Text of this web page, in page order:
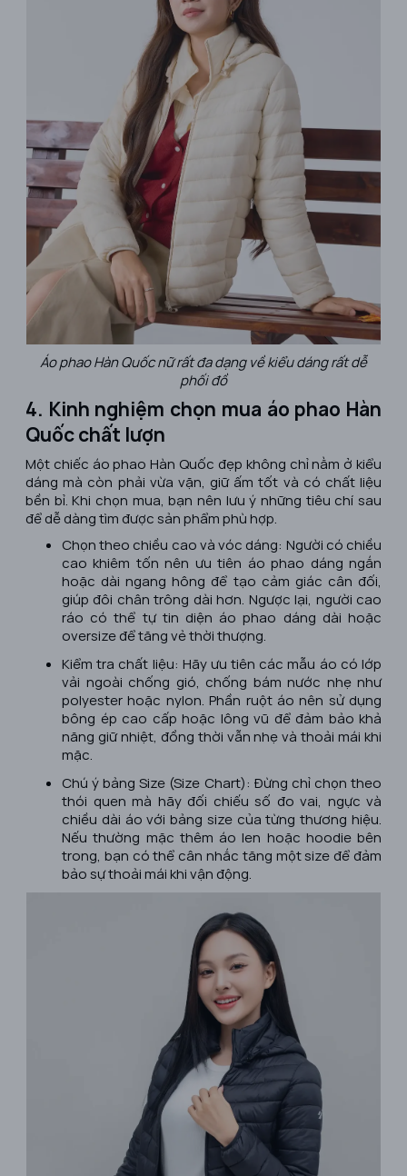
Áo phao Hàn Quốc nữ rất đa dạng về kiểu dáng rất dễ
phối đồ
4. Kinh nghiệm chọn mua áo phao Hàn
Quốc chất lượn
Một chiếc áo phao Hàn Quốc đẹp không chỉ nằm ở kiểu
dáng mà còn phải vừa vặn, giữ ấm tốt và có chất liệu
bền bỉ. Khi chọn mua, bạn nên lưu ý những tiêu chí sau
để dễ dàng tìm được sản phẩm phù hợp.
Chọn theo chiều cao và vóc dáng: Người có chiều
cao khiêm tốn nên ưu tiên áo phao dáng ngắn
hoặc dài ngang hông để tạo cảm giác cân đối,
giúp đôi chân trông dài hơn. Ngược lại, người cao
ráo có thể tự tin diện áo phao dáng dài hoặc
oversize để tăng vẻ thời thượng.
Kiểm tra chất liệu: Hãy ưu tiên các mẫu áo có lớp
vải ngoài chống gió, chống bám nước nhẹ như
polyester hoặc nylon. Phần ruột áo nên sử dụng
bông ép cao cấp hoặc lông vũ để đảm bảo khả
năng giữ nhiệt, đồng thời vẫn nhẹ và thoải mái khi
mặc.
Chú ý bảng Size (Size Chart): Đừng chỉ chọn theo
thói quen mà hãy đối chiếu số đo vai, ngực và
chiều dài áo với bảng size của từng thương hiệu.
Nếu thường mặc thêm áo len hoặc hoodie bên
trong, bạn có thể cân nhắc tăng một size để đảm
bảo sự thoải mái khi vận động.